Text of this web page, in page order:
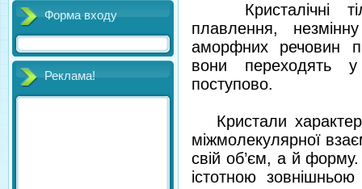
Форма входу
Реклама!
Кристалічні
плавлення,
аморфних речовин
вони переходять у
поступово.
Кристали
міжмолекулярної
свій об’єм, а й
істотною